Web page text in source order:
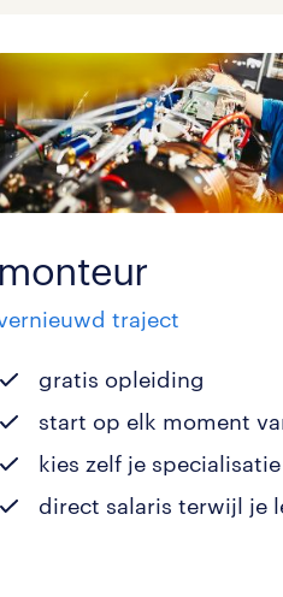
monteur
traject
gratis opleiding
start op elk moment
kies zelf je specialisatie
direct salaris terwijl je